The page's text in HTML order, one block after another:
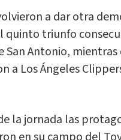
a dar otra
quinto triunfo
San Antonio,
a Los Ángeles
la jornada las